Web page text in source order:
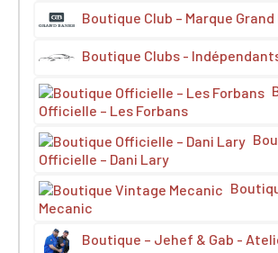
Boutique Club – Marque Grand
Boutique Clubs -
Officielle – Les Forbans
Officielle – Dani Lary
Mecanic
Boutique – Jehef & Gab -